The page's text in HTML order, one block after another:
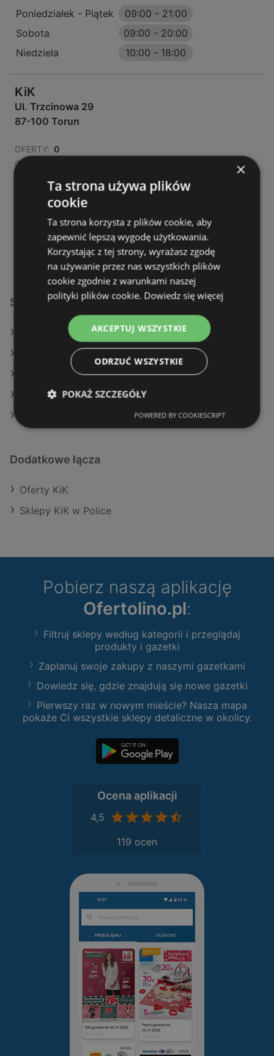
Poniedziałek - Piątek
09:00 - 21:00
Sobota
09:00 - 20:00
Niedziela
10:00 - 18:00
KiK
Ul. Trzcinowa 29
87-100 Torun
OFERTY: 0
GAZETKI:
zamknięte
Poniedziałek - Sobota
09:00-20:00
Niedziela
10:00 -18:00
Sklepy KiK w:
KiK w Sochaczew (Gmina)
KiK w Głubczyce
KiK w Bielsk Podlaski
KiK w Olsztynek
Dodatkowe łącza
Oferty KiK
Sklepy KiK w Police
Pobierz naszą aplikację
Ofertolino.pl:
Filtruj sklepy według kategorii i przeglądaj
produkty i gazetki
Zaplanuj swoje zakupy z naszymi gazetkami
Dowiedz się, gdzie znajdują się nowe gazetki
Pierwszy raz w nowym mieście? Nasza mapa
pokaże Ci wszystkie sklepy detaliczne w okolicy.
Ocena aplikacji
4,5
119 ocen
×
Ta strona używa plików
cookie
Ta strona korzysta z plików cookie, aby
zapewnić lepszą wygodę użytkowania.
Korzystając z tej strony, wyrażasz zgodę
na używanie przez nas wszystkich plików
cookie zgodnie z warunkami naszej
polityki plików cookie. Dowiedz się więcej
AKCEPTUJ WSZYSTKIE
ODRZUĆ WSZYSTKIE
POKAŻ SZCZEGÓŁY
POWERED BY COOKIESCRIPT